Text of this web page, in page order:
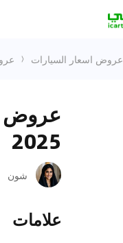
عروض اسعار السيارات
عروض
2025
شون
علامات